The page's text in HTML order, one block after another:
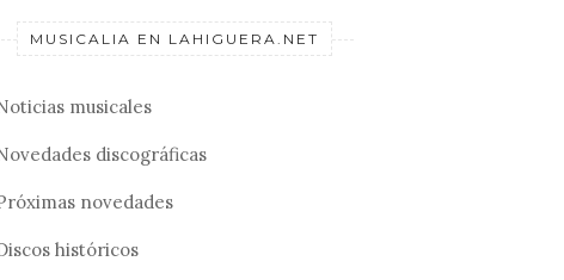
MUSICALIA EN LAHIGUERA.NET
musicales
discográficas
novedades
históricos